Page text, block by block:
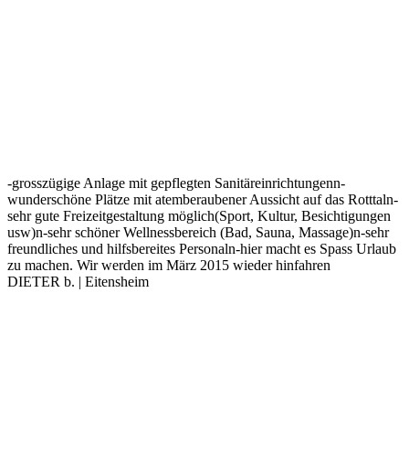
-grosszügige Anlage mit gepflegten Sanitäreinrichtungenn-
wunderschöne Plätze mit atemberaubener Aussicht auf das Rotttaln-
sehr gute Freizeitgestaltung möglich(Sport, Kultur, Besichtigungen
usw)n-sehr schöner Wellnessbereich (Bad, Sauna, Massage)n-sehr
freundliches und hilfsbereites Personaln-hier macht es Spass Urlaub
zu machen. Wir werden im März 2015 wieder hinfahren
DIETER b. | Eitensheim